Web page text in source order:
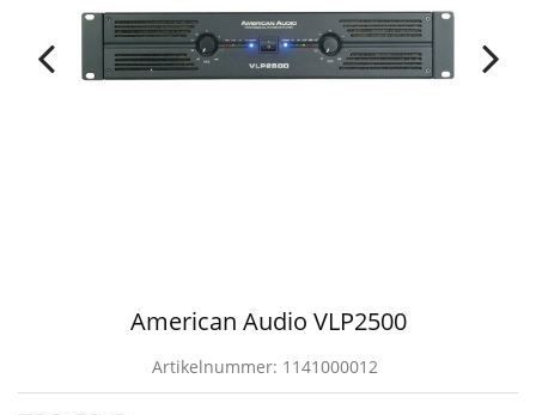
American Audio VLP2500
Artikelnummer: 1141000012